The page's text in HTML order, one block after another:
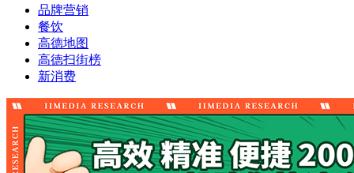
品牌营销
餐饮
高德地图
高德扫街榜
新消费